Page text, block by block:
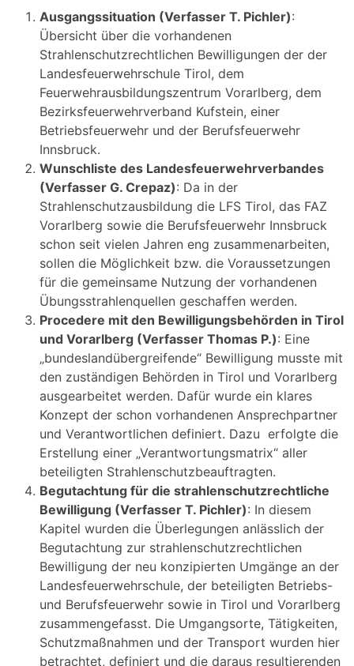
Ausgangssituation (Verfasser T. Pichler):
Übersicht über die vorhandenen
Strahlenschutzrechtlichen Bewilligungen der der
Landesfeuerwehrschule Tirol, dem
Feuerwehrausbildungszentrum Vorarlberg, dem
Bezirksfeuerwehrverband Kufstein, einer
Betriebsfeuerwehr und der Berufsfeuerwehr
Innsbruck.
Wunschliste des Landesfeuerwehrverbandes
(Verfasser G. Crepaz): Da in der
Strahlenschutzausbildung die LFS Tirol, das FAZ
Vorarlberg sowie die Berufsfeuerwehr Innsbruck
schon seit vielen Jahren eng zusammenarbeiten,
sollen die Möglichkeit bzw. die Voraussetzungen
für die gemeinsame Nutzung der vorhandenen
Übungsstrahlenquellen geschaffen werden.
Procedere mit den Bewilligungsbehörden in Tirol
und Vorarlberg (Verfasser Thomas P.): Eine
„bundeslandübergreifende“ Bewilligung musste mit
den zuständigen Behörden in Tirol und Vorarlberg
ausgearbeitet werden. Dafür wurde ein klares
Konzept der schon vorhandenen Ansprechpartner
und Verantwortlichen definiert. Dazu erfolgte die
Erstellung einer „Verantwortungsmatrix“ aller
beteiligten Strahlenschutzbeauftragten.
Begutachtung für die strahlenschutzrechtliche
Bewilligung (Verfasser T. Pichler): In diesem
Kapitel wurden die Überlegungen anlässlich der
Begutachtung zur strahlenschutzrechtlichen
Bewilligung der neu konzipierten Umgänge an der
Landesfeuerwehrschule, der beteiligten Betriebs-
und Berufsfeuerwehr sowie in Tirol und Vorarlberg
zusammengefasst. Die Umgangsorte, Tätigkeiten,
Schutzmaßnahmen und der Transport wurden hier
betrachtet, definiert und die daraus resultierenden